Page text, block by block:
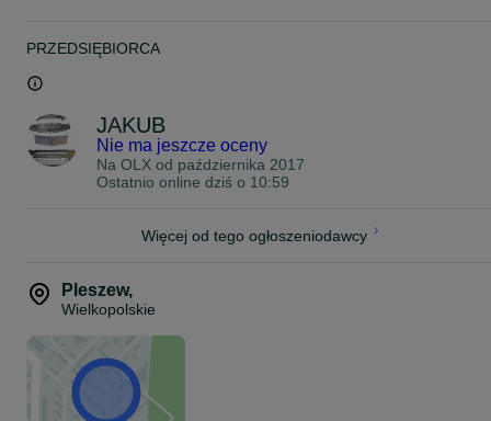
PRZEDSIĘBIORCA
JAKUB
Nie ma jeszcze oceny
Na OLX od października 2017
Ostatnio online dziś o 10:59
Więcej od tego ogłoszeniodawcy
Pleszew,
Wielkopolskie